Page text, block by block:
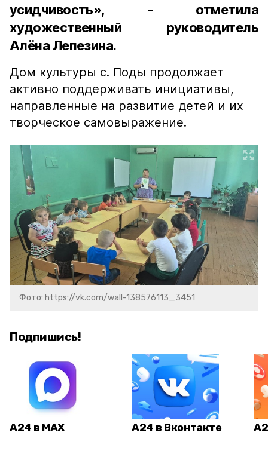
усидчивость», - отметила
художественный руководитель
Алёна Лепезина.
Дом культуры с. Поды продолжает
активно поддерживать инициативы,
направленные на развитие детей и их
творческое самовыражение.
Фото: https://vk.com/wall-138576113_3451
Подпишись!
А24 в MAX А24 в Вконтакте